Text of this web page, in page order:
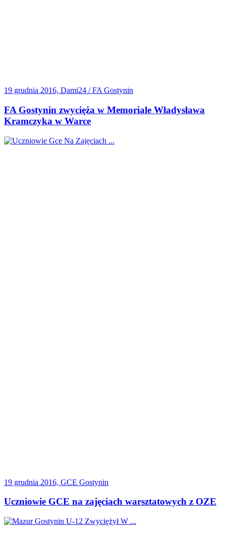
19 grudnia 2016, Dami24 / FA Gostynin
FA Gostynin zwycięża w Memoriale Władysława
Kramczyka w Warce
19 grudnia 2016, GCE Gostynin
Uczniowie GCE na zajęciach warsztatowych z OZE